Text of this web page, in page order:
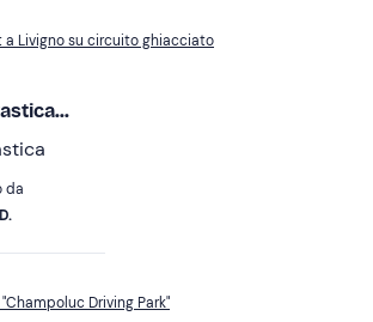
a Livigno su circuito ghiacciato
da
Driving Park"